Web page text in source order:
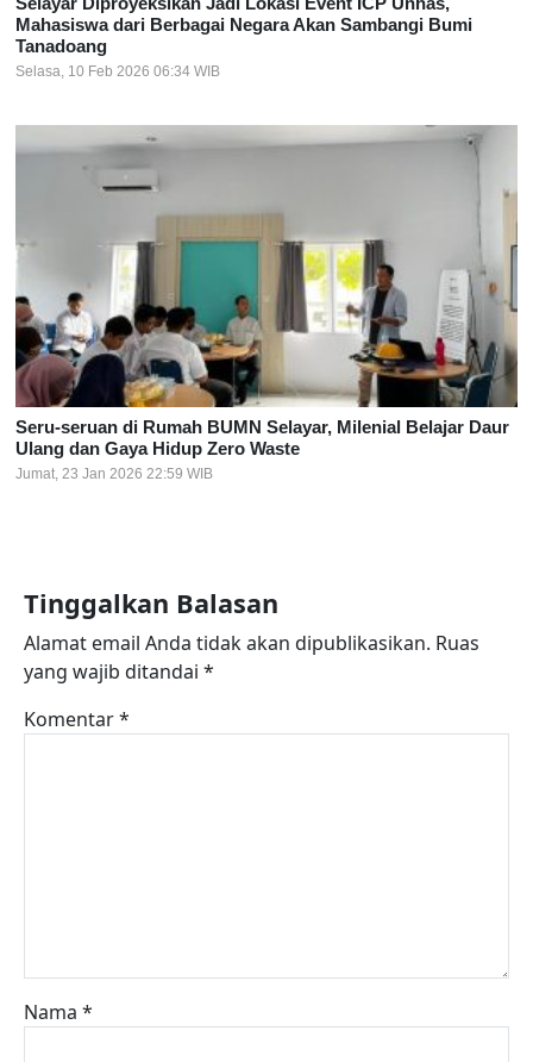
Mahasiswa dari Berbagai Negara Akan Sambangi Bumi
Tanadoang
Selasa, 10 Feb 2026 06:34 WIB
Seru-seruan di Rumah BUMN Selayar, Milenial Belajar Daur
Ulang dan Gaya Hidup Zero Waste
Jumat, 23 Jan 2026 22:59 WIB
Tinggalkan Balasan
Alamat email Anda tidak akan dipublikasikan. Ruas
yang wajib ditandai *
Komentar*
Nama *